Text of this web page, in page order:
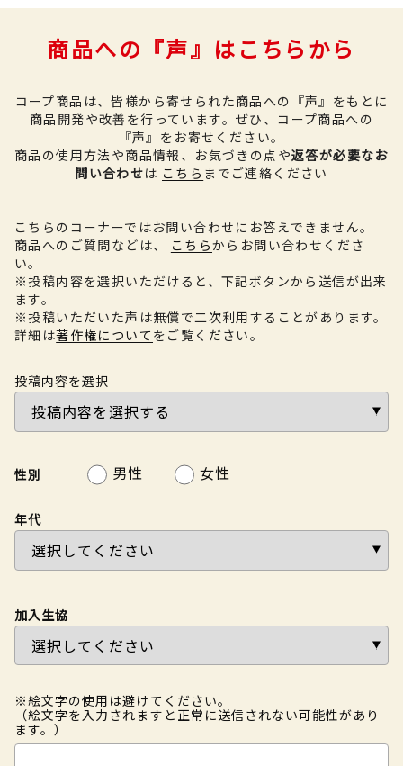
商品への『声』はこちらから
コープ商品は、皆様から寄せられた商品への『声』をもとに
商品開発や改善を行っています。 ぜひ、コープ商品への
『声』をお寄せください。
商品の使用方法や商品情報、お気づきの点や返答が必要なお
問い合わせは こちら までご連絡ください
こちらのコーナーではお問い合わせにお答えできません。
商品へのご質問などは、
こちらからお問い合わせくださ
い。
※投稿内容を選択いただけると、下記ボタンから送信が出来
ます。
※投稿いただいた声は無償で二次利用することがあります。
詳細は著作権について をご覧ください。
投稿内容を選択
性別 男性 女性
年代
加入生協
※絵文字の使用は避けてください。
（絵文字を入力されますと正常に送信されない可能性があり
ます。）